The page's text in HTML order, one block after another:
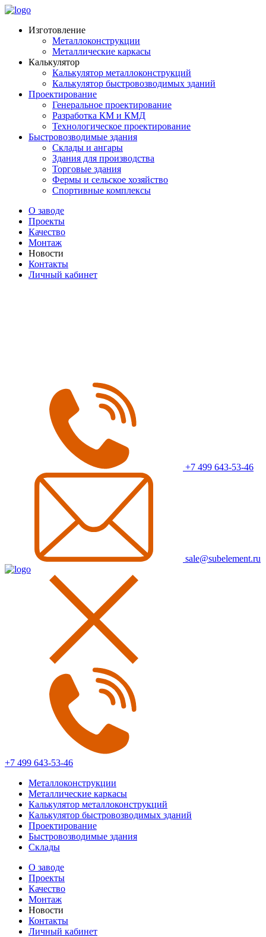
Изготовление
Металлоконструкции
Металлические каркасы
Калькулятор
Калькулятор металлоконструкций
Калькулятор быстровозводимых зданий
Проектирование
Генеральное проектирование
Разработка КМ и КМД
Технологическое проектирование
Быстровозводимые здания
Склады и ангары
Здания для производства
Торговые здания
Фермы и сельское хозяйство
Спортивные комплексы
О заводе
Проекты
Качество
Монтаж
Новости
Контакты
Личный кабинет
+7 499 643-53-46
sale@subelement.ru
+7 499 643-53-46
Металлоконструкции
Металлические каркасы
Калькулятор металлоконструкций
Калькулятор быстровозводимых зданий
Проектирование
Быстровозводимые здания
Склады
О заводе
Проекты
Качество
Монтаж
Новости
Контакты
Личный кабинет